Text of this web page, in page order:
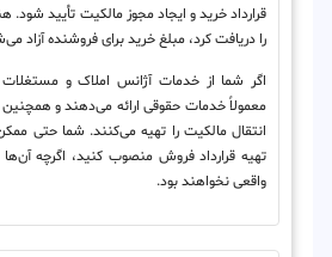
قرارداد خرید و ایجاد مجوز مالکیت تأیید شود.
را دریافت کرد، مبلغ خرید برای فروشنده آزاد
اگر شما از خدمات آژانس املاک و مستغلات
معمولاً خدمات حقوقی ارائه می‌دهند و همچنین
انتقال مالکیت را تهیه می‌کنند. شما حتی
تهیه قرارداد فروش منصوب کنید، اگرچه
واقعی نخواهند بود.